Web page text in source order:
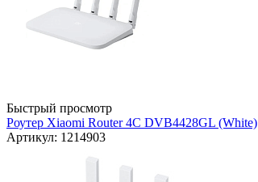
Быстрый просмотр
Роутер Xiaomi Router 4C DVB4428GL (White)
Артикул: 1214903